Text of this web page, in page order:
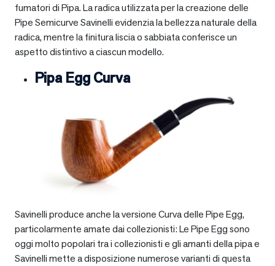
fumatori di Pipa. La radica utilizzata per la creazione delle
Pipe Semicurve Savinelli evidenzia la bellezza naturale della
radica, mentre la finitura liscia o sabbiata conferisce un
aspetto distintivo a ciascun modello.
Pipa Egg Curva
Savinelli produce anche la versione Curva delle Pipe Egg,
particolarmente amate dai collezionisti: Le Pipe Egg sono
oggi molto popolari tra i collezionisti e gli amanti della pipa e
Savinelli mette a disposizione numerose varianti di questa